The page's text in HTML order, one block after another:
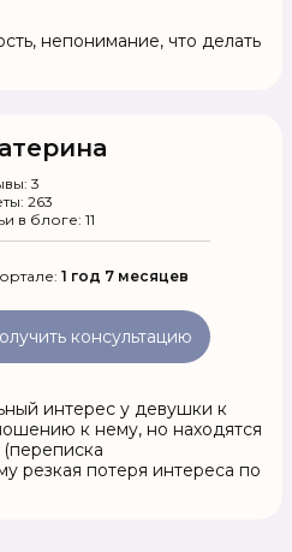
непонимание, что делать
3
263
в блоге: 11
1 год 7 месяцев
консультацию
интерес у девушки к
к нему, но находятся
резкая потеря интереса по